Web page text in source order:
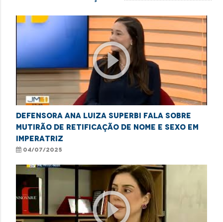
play_circle_outline
Defensora Ana Luiza Superbi fala sobre
mutirão de retificação de nome e sexo em
Imperatriz
04/07/2025
play_circle_outline